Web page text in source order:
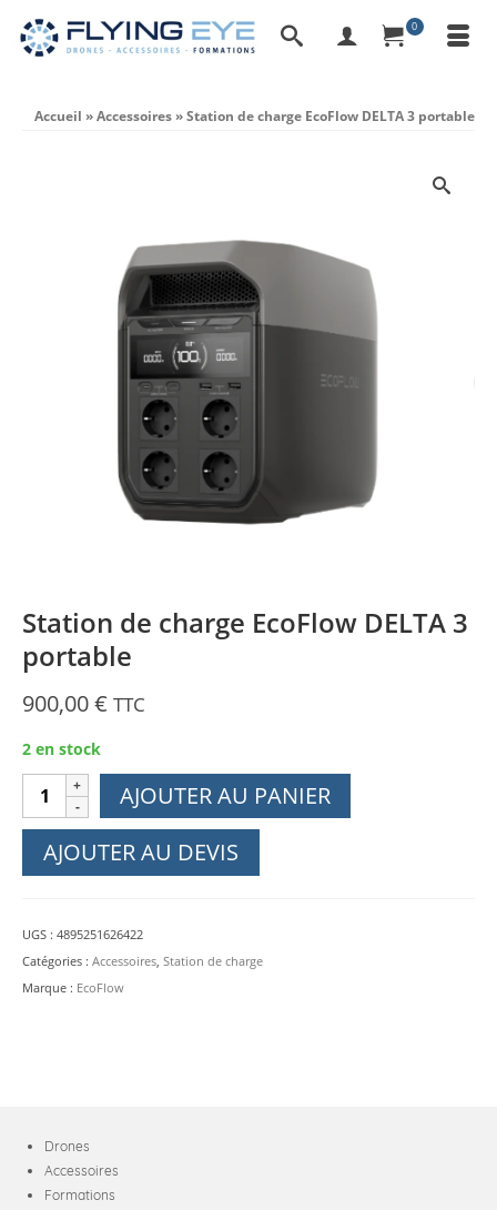
0
Accueil »Accessoires»Station de charge EcoFlow DELTA 3 portable
Station de charge EcoFlow DELTA 3
portable
900,00€ TTC
2 en stock
quantité
de
Station
DELTA
3
portable
AJOUTER AU PANIER
AJOUTER AU DEVIS
UGS : 4895251626422
Catégories : Accessoires, Station de charge
Marque : EcoFlow
Drones
Accessoires
Formations